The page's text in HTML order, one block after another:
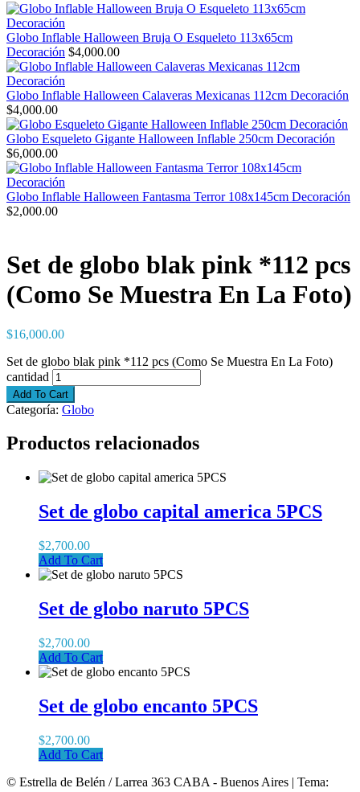
Globo Inflable Halloween Bruja O Esqueleto 113x65cm
Decoración $4,000.00
Globo Inflable Halloween Calaveras Mexicanas 112cm Decoración
$4,000.00
Globo Esqueleto Gigante Halloween Inflable 250cm Decoración
$6,000.00
Globo Inflable Halloween Fantasma Terror 108x145cm Decoración
$2,000.00
Set de globo blak pink *112 pcs
(Como Se Muestra En La Foto)
$16,000.00
Set de globo blak pink *112 pcs (Como Se Muestra En La Foto)
cantidad
Add To Cart
Categoría: Globo
Productos relacionados
Set de globo capital america 5PCS
$2,700.00
Add To Cart
Set de globo naruto 5PCS
$2,700.00
Add To Cart
Set de globo encanto 5PCS
$2,700.00
Add To Cart
© Estrella de Belén / Larrea 363 CABA - Buenos Aires | Tema: